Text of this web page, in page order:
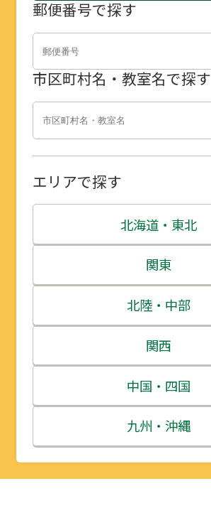
郵便番号で探す
市区町村名・教室名で探す
エリアで探す
北海道・東北
北海道
青森県
岩手県
宮城県
秋田県
山形県
関東
茨城県
栃木県
群馬県
埼玉県
千葉県
北陸・中部
新潟県
富山県
石川県
福井県
関西
三重県
滋賀県
京都府
中国・四国
鳥取県
島根県
九州・沖縄
福岡県